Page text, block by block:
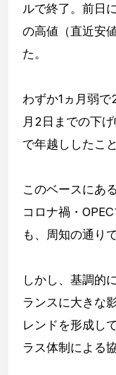
ルで終了。前日
の高値（直近安
た。
わずか1ヵ月弱
月2日までの下
で年越ししたこ
このベースにあ
コロナ禍・
も、周知の通り
しかし、基調的
ランスに大きな
レンドを形成し
ラス体制による